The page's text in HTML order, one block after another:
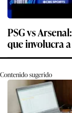
PSG vs
que involucra
Contenido sugerido